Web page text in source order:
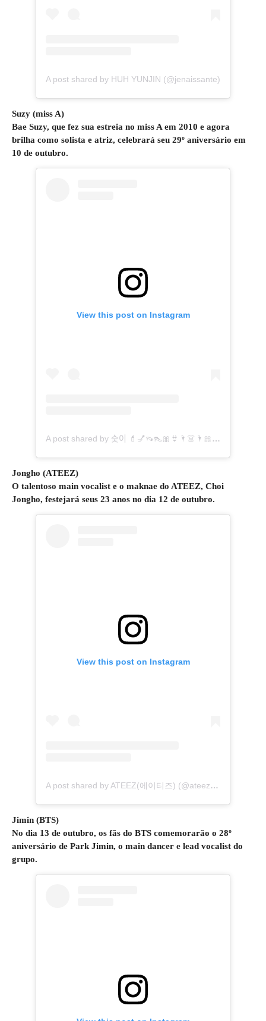
A post shared by HUH YUNJIN (@jenaissante)
Suzy (miss A)
Bae Suzy, que fez sua estreia no miss A em 2010 e agora
brilha como solista e atriz, celebrará seu 29º aniversário em
10 de outubro.
View this post on Instagram
A post shared by 숮이 💄💅👡👠🎀👙🌂👗🌂🎀💋💌 (@skuukzky)
Jongho (ATEEZ)
O talentoso main vocalist e o maknae do ATEEZ, Choi
Jongho, festejará seus 23 anos no dia 12 de outubro.
View this post on Instagram
A post shared by ATEEZ(에이티즈) (@ateez_official_)
Jimin (BTS)
No dia 13 de outubro, os fãs do BTS comemorarão o 28º
aniversário de Park Jimin, o main dancer e lead vocalist do
grupo.